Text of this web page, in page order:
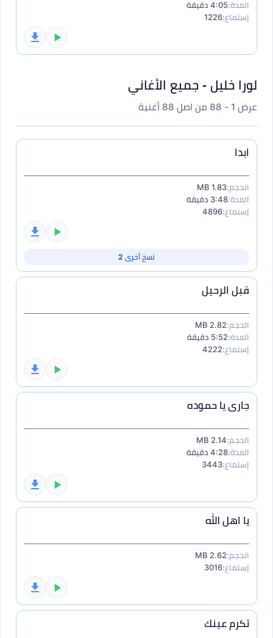
المدة:4:05 دقيقة
إستماع:1226
لورا خليل - جميع الأغاني
عرض 1 - 88 من اصل 88 أغنية
ابدا
الحجم:1.83 MB
المدة:3:48 دقيقة
إستماع:4896
نسخ أخرى 2
قبل الرحيل
الحجم:2.82 MB
المدة:5:52 دقيقة
إستماع:4222
جارى يا حموده
الحجم:2.14 MB
المدة:4:28 دقيقة
إستماع:3443
يا اهل الله
الحجم:2.62 MB
إستماع:3016
تكرم عينك